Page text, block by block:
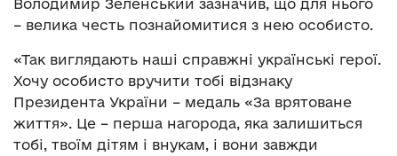
– велика честь познайомитися з нею особисто.
«Так виглядають наші справжні українські герої.
Хочу особисто вручити тобі відзнаку
Президента України – медаль «За врятоване
життя». Це – перша нагорода, яка залишиться
тобі, твоїм дітям і внукам, і вони завжди